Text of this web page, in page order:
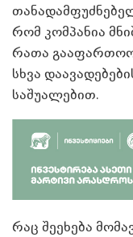
რომ კომპანია
რათა
სხვა
საშუალებით.
რაც შეეხება